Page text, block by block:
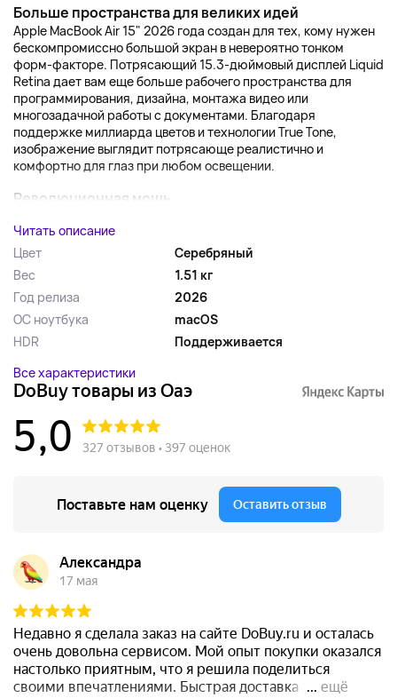
Больше пространства для великих идей
Apple MacBook Air 15" 2026 года создан для тех, кому нужен
бескомпромиссно большой экран в невероятно тонком
форм-факторе. Потрясающий 15.3-дюймовый дисплей Liquid
Retina дает вам еще больше рабочего пространства для
программирования, дизайна, монтажа видео или
многозадачной работы с документами. Благодаря
поддержке миллиарда цветов и технологии True Tone,
изображение выглядит потрясающе реалистично и
комфортно для глаз при любом освещении.
Революционная мощь...
Читать описание
Цвет
Серебряный
Вес
1.51 кг
Год релиза
2026
ОС ноутбука
macOS
HDR
Поддерживается
Все характеристики